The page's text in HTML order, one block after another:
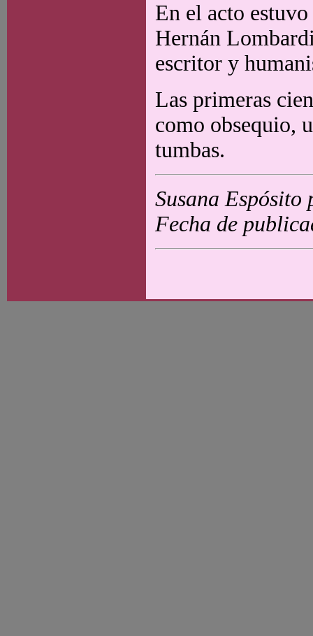
En el acto
Hernán
escritor y
Las primeras
como obsequio,
tumbas.
Susana
Fecha de